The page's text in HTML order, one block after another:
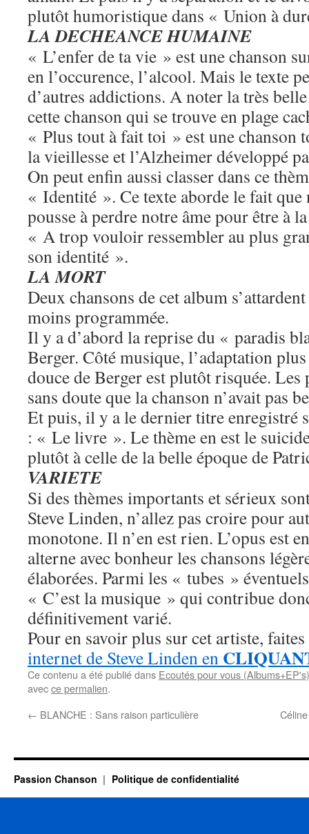
plutôt humoristique dans « Union à
LA DECHEANCE HUMAINE
« L’enfer de ta vie » est une chanson
en l’occurence, l’alcool. Mais le texte
d’autres addictions. A noter la très
cette chanson qui se trouve en plage
« Plus tout à fait toi » est une chanson
la vieillesse et l’Alzheimer développé
On peut enfin aussi classer dans ce
« Identité ». Ce texte aborde le fait que
pousse à perdre notre âme pour être à
« A trop vouloir ressembler au plus
son identité ».
LA MORT
Deux chansons de cet album
moins programmée.
Il y a d’abord la reprise du « paradis
Berger. Côté musique, l’adaptation
douce de Berger est plutôt risquée.
sans doute que la chanson n’avait pas
Et puis, il y a le dernier titre enregistré
: « Le livre ». Le thème en est le
plutôt à celle de la belle époque de
VARIETE
Si des thèmes importants et sérieux
Steve Linden, n’allez pas croire pour
monotone. Il n’en est rien. L’opus est
alterne avec bonheur les chansons
élaborées. Parmi les « tubes »
« C’est la musique » qui contribue
définitivement varié.
Pour en savoir plus sur cet artiste,
internet de Steve Linden en
Ce contenu a été publié dans Ecoutés pour vous (Albums+EP's)
avecce permalien.
← BLANCHE : Sans raison particulière
Passion Chanson Politique de confidentialité